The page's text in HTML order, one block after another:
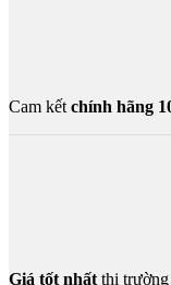
Cam kết chính hãng
Giá tốt nhất thị trường